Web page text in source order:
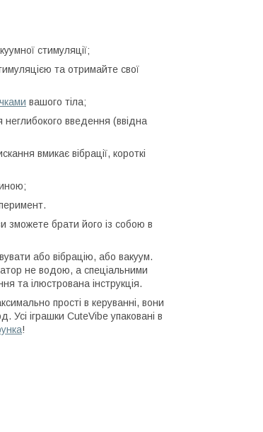
стимуляції;
та отримайте свої
вашого тіла;
неглибокого введення (ввідна
вмикає вібрації, короткі
зможете брати його із собою в
або вібрацію, або вакуум.
не водою, а спеціальними
та ілюстрована інструкція.
прості в керуванні, вони
Усі іграшки CuteVibe упаковані в
!